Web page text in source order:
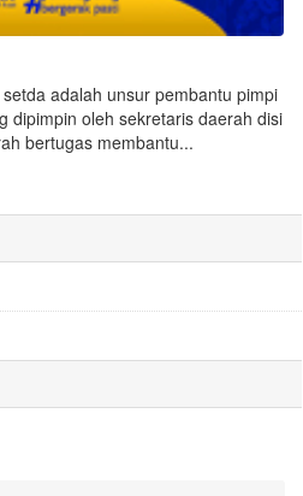
adalah unsur pembantu pimpi
dipimpin oleh sekretaris daerah disi
bertugas membantu...